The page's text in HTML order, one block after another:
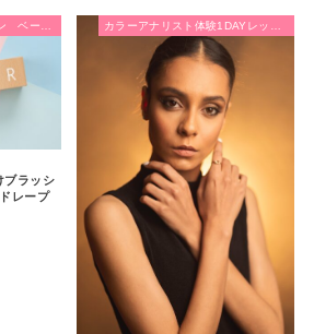
ブラッシ
レープ